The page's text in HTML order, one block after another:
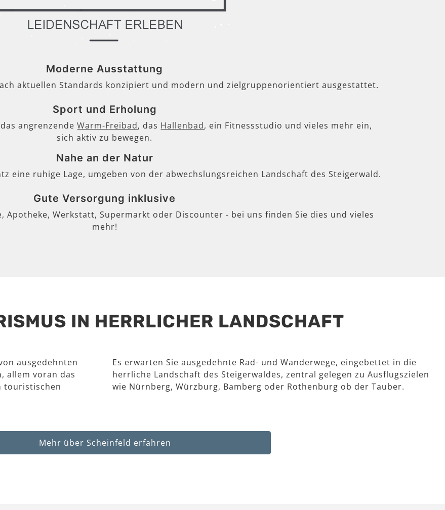
Moderne Ausstattung
aktuellen Standards konzipiert und modern und zielgruppenorientiert ausgestattet.
Sport und Erholung
angrenzendeWarm-Freibad, das Hallenbad, ein Fitnessstudio und vieles mehr ein,
sich aktiv zu bewegen.
Nahe an der Natur
eine ruhige Lage, umgeben von der abwechslungsreichen Landschaft des Steigerwald.
Gute Versorgung inklusive
Apotheke, Werkstatt, Supermarkt oder Discounter - bei uns finden Sie dies und vieles
mehr!
IN HERRLICHER LANDSCHAFT
ausgedehnten
allem voran das
touristischen
Es erwarten Sie ausgedehnte Rad- und Wanderwege, eingebettet in die
herrliche Landschaft des Steigerwaldes, zentral gelegen zu Ausflugszielen
wie Nürnberg, Würzburg, Bamberg oder Rothenburg ob der Tauber.
Mehr über Scheinfeld erfahren